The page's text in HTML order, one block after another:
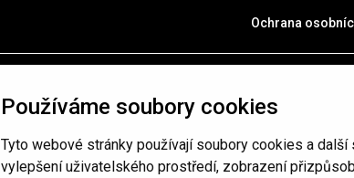
Používáme soubory cookies
Tyto webové stránky používají soubory cookies a
vylepšení uživatelského prostředí, zobrazení
Ochrana